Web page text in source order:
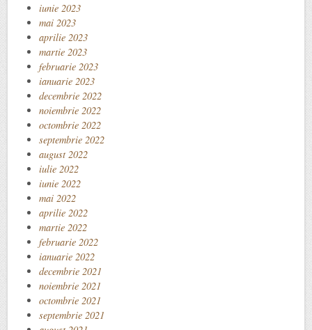
iunie 2023
mai 2023
aprilie 2023
martie 2023
februarie 2023
ianuarie 2023
decembrie 2022
noiembrie 2022
octombrie 2022
septembrie 2022
august 2022
iulie 2022
iunie 2022
mai 2022
aprilie 2022
martie 2022
februarie 2022
ianuarie 2022
decembrie 2021
noiembrie 2021
octombrie 2021
septembrie 2021